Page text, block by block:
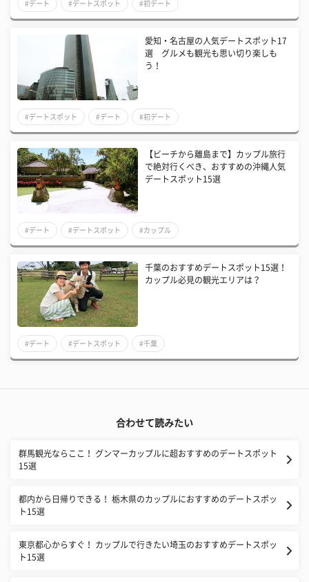
#デート #デートスポット #初デート
愛知・名古屋の人気デートスポット17
選 グルメも観光も思い切り楽しも
う！
#デートスポット #デート #初デート
【ビーチから離島まで】カップル旅行
で絶対行くべき、おすすめの沖縄人気
デートスポット15選
#デート #デートスポット #カップル
千葉のおすすめデートスポット15選！
カップル必見の観光エリアは？
#デート #デートスポット #千葉
合わせて読みたい
群馬観光ならここ！ グンマーカップルに超おすすめのデートスポット
15選
都内から日帰りできる！ 栃木県のカップルにおすすめのデートスポッ
ト15選
東京都心からすぐ！ カップルで行きたい埼玉のおすすめデートスポッ
ト15選